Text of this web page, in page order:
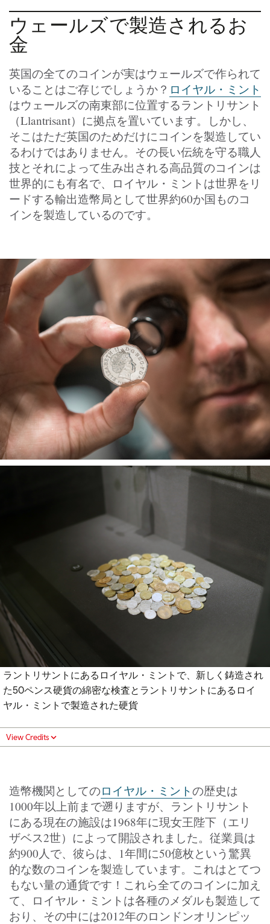
ウェールズで製造されるお
金
英国の全てのコインが実はウェールズで作られて
いることはご存じでしょうか？ ロイヤル・ミント
はウェールズの南東部に位置するラントリサント
（Llantrisant）に拠点を置いています。しかし、
そこはただ英国のためだけにコインを製造してい
るわけではありません。その長い伝統を守る職人
技とそれによって生み出される高品質のコインは
世界的にも有名で、ロイヤル・ミントは世界をリ
ードする輸出造幣局として世界約60か国ものコ
インを製造しているのです。
ラントリサントにあるロイヤル・ミントで、新しく鋳造され
た50ペンス硬貨の綿密な検査とラントリサントにあるロイ
ヤル・ミントで製造された硬貨
View Credits
造幣機関としてのロイヤル・ミントの歴史は
1000年以上前まで遡りますが、ラントリサント
にある現在の施設は1968年に現女王陛下（エリ
ザベス2世）によって開設されました。従業員は
約900人で、彼らは、1年間に50億枚という驚異
的な数のコインを製造しています。これはとてつ
もない量の通貨です！これら全てのコインに加え
て、ロイヤル・ミントは各種のメダルも製造して
おり、その中には2012年のロンドンオリンピッ